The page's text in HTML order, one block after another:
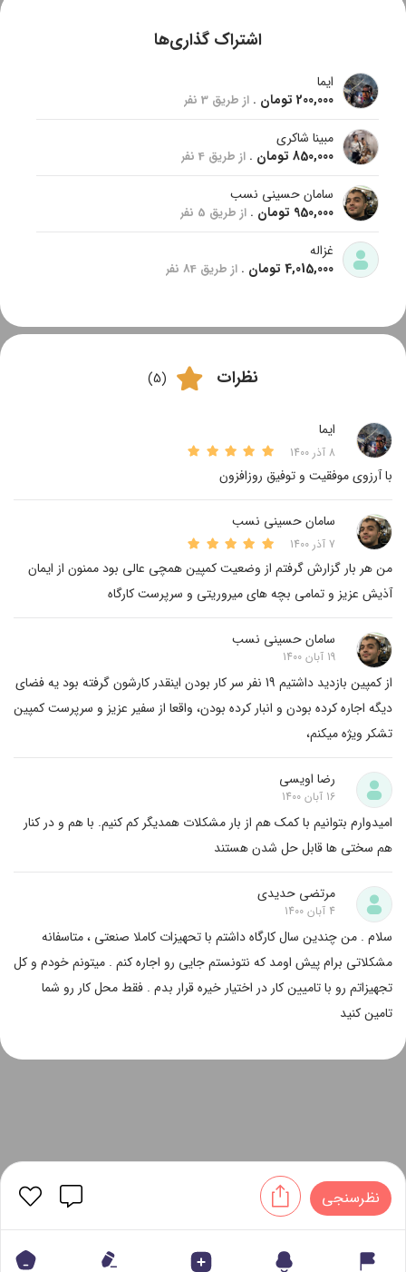
اشتراک‌ گذاری‌ها
ایما
200,000 تومان
. از طریق 3 نفر
مبینا شاکری
850,000 تومان
. از طریق 4 نفر
سامان حسینی نسب
950,000 تومان
. از طریق 5 نفر
غزاله
4,015,000 تومان
. از طریق 84 نفر
نظرات (5)
ایما
8 آذر 1400
با آرزوی موفقیت و توفیق روزافزون
سامان حسینی نسب
7 آذر 1400
من هر بار گزارش گرفتم از وضعیت کمپین همچی عالی بود ممنون از ایمان
آذیش عزیز و تمامی بچه های میروریتی و سرپرست کارگاه
سامان حسینی نسب
19 آبان 1400
از کمپین بازدید داشتیم 19 نفر سر کار بودن اینقدر کارشون گرفته بود یه فضای
دیگه اجاره کرده بودن و انبار کرده بودن، واقعا از سفیر عزیز و سرپرست کمپین
تشکر ویژه میکنم،
رضا اویسی
16 آبان 1400
امیدوارم بتوانیم با کمک هم از بار مشکلات همدیگر کم کنیم. با هم و در کنار
هم سختی ها قابل حل شدن هستند
مرتضی حدیدی
4 آبان 1400
سلام . من چندین سال کارگاه داشتم با تحهیزات کاملا صنعتی ، متاسفانه
مشکلاتی برام پیش اومد که نتونستم جایی رو اجاره کنم . میتونم خودم و کل
تجهیزاتم رو با تامیین کار در اختیار خیره قرار بدم . فقط محل کار رو شما
تامین کنید
نظرسنجی